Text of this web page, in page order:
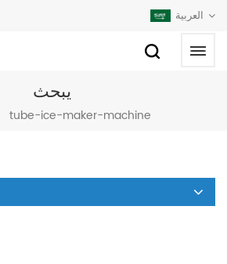
العربية
يبحث
tube-ice-maker-machine